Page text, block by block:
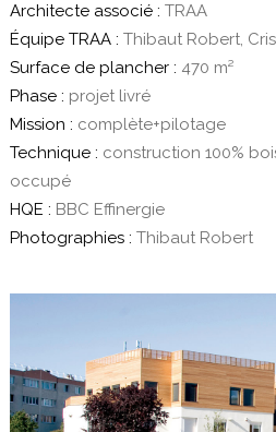
Architecte associé : TRAA
Équipe TRAA : Thibaut Robert,
Surface de plancher : 470 m²
Phase : projet livré
Mission : complète+pilotage
Technique : construction 100%
occupé
HQE : BBC Effinergie
Photographies : Thibaut Robert